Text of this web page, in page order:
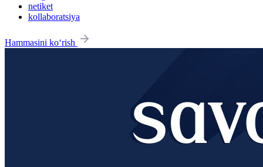
netiket
kollaboratsiya
Hammasini ko‘rish